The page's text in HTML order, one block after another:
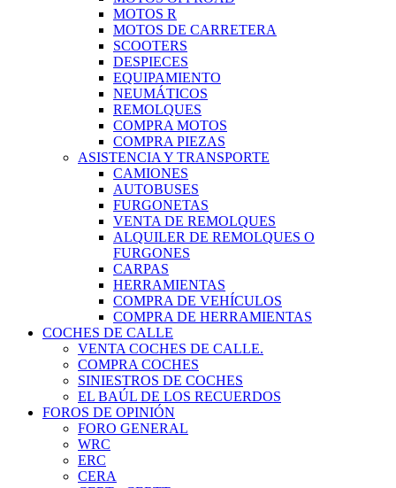
MOTOS R
MOTOS DE CARRETERA
SCOOTERS
DESPIECES
EQUIPAMIENTO
NEUMÁTICOS
REMOLQUES
COMPRA MOTOS
COMPRA PIEZAS
ASISTENCIA Y TRANSPORTE
CAMIONES
AUTOBUSES
FURGONETAS
VENTA DE REMOLQUES
ALQUILER DE REMOLQUES O
FURGONES
CARPAS
HERRAMIENTAS
COMPRA DE VEHÍCULOS
COMPRA DE HERRAMIENTAS
COCHES DE CALLE
VENTA COCHES DE CALLE.
COMPRA COCHES
SINIESTROS DE COCHES
EL BAÚL DE LOS RECUERDOS
FOROS DE OPINIÓN
FORO GENERAL
WRC
ERC
CERA